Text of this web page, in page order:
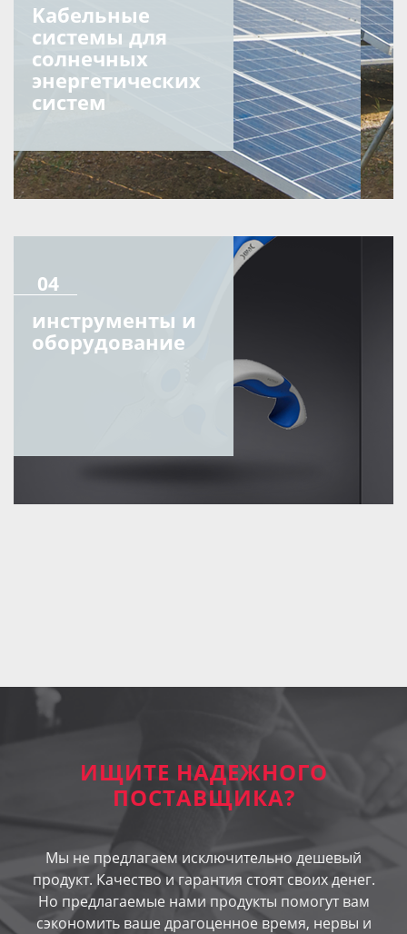
Kабельные
системы для
солнечных
энергетических
систем
04
инструменты и
оборудование
ИЩИТЕ НАДЕЖНОГО
ПОСТАВЩИКА?
Мы не предлагаем исключительно дешевый
продукт. Качество и гарантия стоят своих денег.
Но предлагаемые нами продукты помогут вам
сэкономить ваше драгоценное время, нервы и